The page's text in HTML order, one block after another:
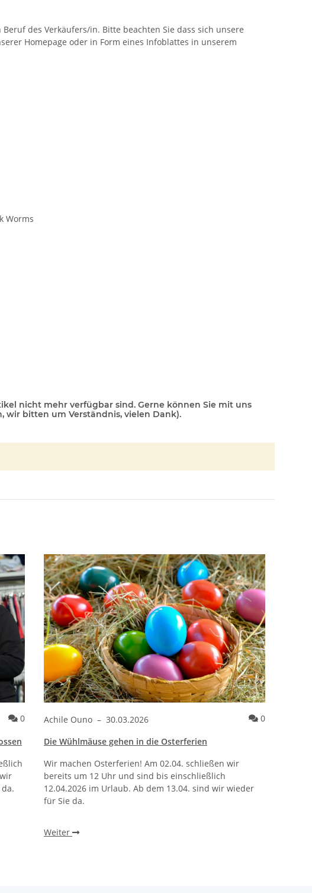
des Verkäufers/in. Bitte beachten Sie dass sich unsere
Homepage oder in Form eines Infoblattes in unserem
Worms
nicht mehr verfügbar sind. Gerne können Sie mit uns
bitten um Verständnis, vielen Dank).
Kommentare
0 Achile Ouno – 30.03.2026 Kommentare
0
Die Wühlmäuse gehen in die Osterferien
Wir machen Osterferien! Am 02.04. schließen wir
bereits um 12 Uhr und sind bis einschließlich
12.04.2026 im Urlaub. Ab dem 13.04. sind wir wieder
für Sie da.
Weiter